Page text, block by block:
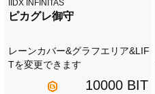
IIDX INFINITAS
ピカグレ御守
レーンカバー&グラフエリア&LIF
Tを変更できます
10000 BIT